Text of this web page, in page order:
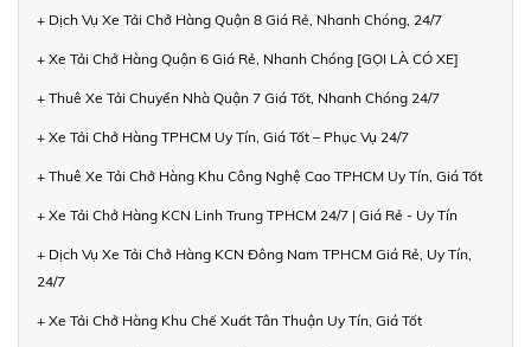
+ Dịch Vụ Xe Tải Chở Hàng Quận 8 Giá Rẻ, Nhanh Chóng, 24/7
+ Xe Tải Chở Hàng Quận 6 Giá Rẻ, Nhanh Chóng [GỌI LÀ CÓ XE]
+ Thuê Xe Tải Chuyển Nhà Quận 7 Giá Tốt, Nhanh Chóng 24/7
+ Xe Tải Chở Hàng TPHCM Uy Tín, Giá Tốt – Phục Vụ 24/7
+ Thuê Xe Tải Chở Hàng Khu Công Nghệ Cao TPHCM Uy Tín, Giá Tốt
+ Xe Tải Chở Hàng KCN Linh Trung TPHCM 24/7 | Giá Rẻ - Uy Tín
+ Dịch Vụ Xe Tải Chở Hàng KCN Đông Nam TPHCM Giá Rẻ, Uy Tín,
24/7
+ Xe Tải Chở Hàng Khu Chế Xuất Tân Thuận Uy Tín, Giá Tốt